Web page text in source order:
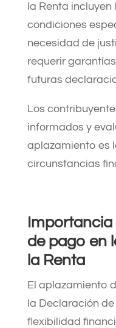
la Renta incluyen
condiciones
necesidad de
requerir
futuras
Los
informados y
aplazamiento es
circunstancias
de pago en
la Renta
El aplazamiento
la Declaración
flexibilidad